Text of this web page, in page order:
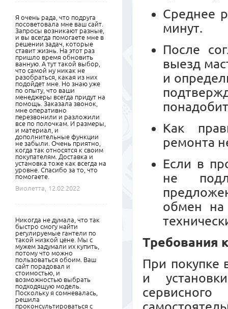
Среднее
минут.
После
выезд
и
Как
ремонта
Если в
не
обмен
Требования
При покупке
и
Я очень рада, что подруга
посоветовала мне ваш сайт.
Запросы возникают разные,
и вы всегда помогаете мне в
решении задач, которые
ставит жизнь. На этот раз
пришло время обновить
ванную. А тут такой выбор,
что самой ну никак не
разобраться, какая из них
подойдет мне. Но знаю уже
по опыту, что ваши
менеджеры всегда придут на
помощь. Заказала звонок,
мне оперативно
перезвонили и разложили
все по полочкам. И размеры,
и материал, и
дополнительные функции
не забыли. Очень приятно,
когда так относятся к своим
покупателям. Доставка и
установка тоже как всегда на
уровне. Спасибо за то, что
помогаете.
Виолетта,
12.02.2022
Никогда не думала, что так
быстро смогу найти
регулируемые гантели по
такой низкой цене. Мы с
мужем задумали их купить,
потому что можно
пользоваться обоим. Ваш
сайт порадовал и
стоимостью, и
возможностью выбрать
подходящую модель.
Поскольку я сомневалась,
решила
проконсультироваться с